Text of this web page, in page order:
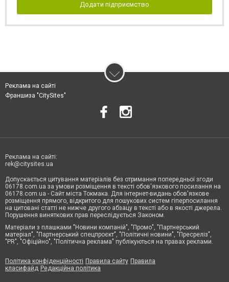
Додати підприємство
Реклама на сайті
Франшиза "CitySites"
Реклама на сайті:
rek@citysites.ua
Допускається цитування матеріалів без отримання попередньої згоди
06178.com.ua за умови розміщення в тексті обов'язкового посилання на
06178.com.ua - Сайт міста Токмака. Для інтернет-видань обов'язкове
розміщення прямого, відкритого для пошукових систем гіперпосилання
на цитовані статті не нижче другого абзацу в тексті або в якості джерела.
Порушення виняткових прав переслідується Законом.
Матеріали з плашками "Новини компаній", "Промо", "Партнерський
матеріал", "Партнерський спецпроєкт", "Політичні новини", "Пресреліз",
"PR", "Офіційно", "Політична реклама" публікуються на правах реклами.
Політика конфіденційності Правила сайту Правила
класифайд Редакційна політика